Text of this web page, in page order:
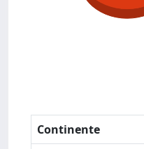
Continente